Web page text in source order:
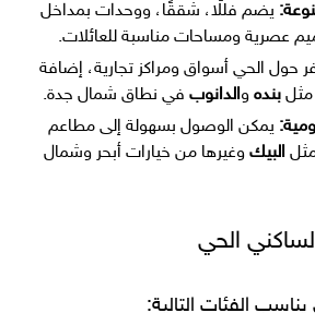
يضم فللًا، شققًا، ووحدات بمداخل
عصرية ومساحات مناسبة للعائلات.
حول الحي أسواق ومراكز تجارية، إضافة
مثل بنده والدانوب في نطاق شمال جدة.
يمكن الوصول بسهولة إلى مطاعم
البيك وغيرها من خيارات أبحر وشمال
الحي
الفئات التالية: